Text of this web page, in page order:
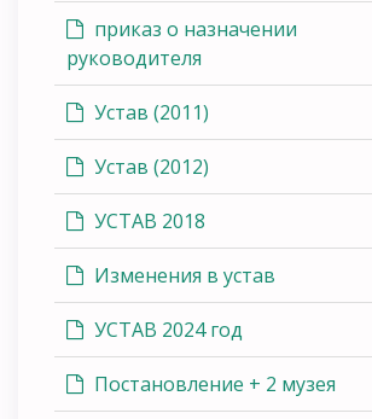
приказ о назначении
руководителя
Устав (2011)
Устав (2012)
УСТАВ 2018
Изменения в устав
УСТАВ 2024 год
Постановление + 2 музея